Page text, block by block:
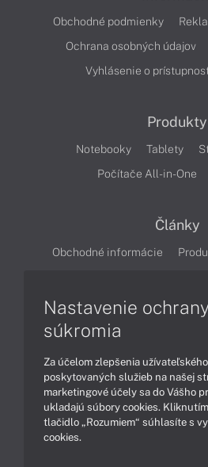
Obchodné podmienky
Ochrana osobných údajov
Vyhlásenie o
Produkty
Notebooky Tablety
Počítače All-in-One
Články
Obchodné informácie
Ako nakupovať
Možnosti
Podpora a servis
Servisné
Kontakty
Nastavenie ochrany
súkromia
Za účelom zlepšenia
poskytovaných služieb na našej
marketingové účely sa do Vášho
ukladajú súbory cookies.
tlačidlo „Rozumiem“ súhlasíte s
cookies.